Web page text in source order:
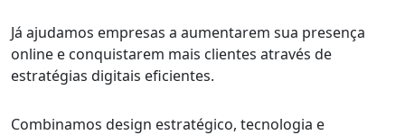
Já ajudamos empresas a aumentarem sua presença
online e conquistarem mais clientes através de
estratégias digitais eficientes.
Combinamos design estratégico, tecnologia e